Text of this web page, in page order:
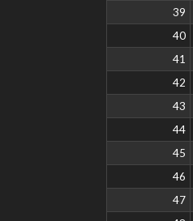
39
40
41
42
43
44
45
46
47